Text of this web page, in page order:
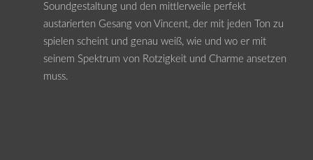
Soundgestaltung und den mittlerweile perfekt
austarierten Gesang von Vincent, der mit jeden Ton zu
spielen scheint und genau weiß, wie und wo er mit
seinem Spektrum von Rotzigkeit und Charme ansetzen
muss.